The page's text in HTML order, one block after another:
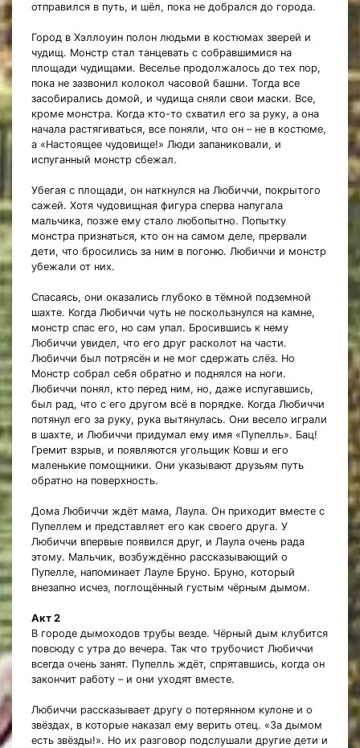
отправился в путь, и шёл, пока не добрался до города.
Город в Хэллоуин полон людьми в костюмах зверей и
чудищ. Монстр стал танцевать с собравшимися на
площади чудищами. Веселье продолжалось до тех пор,
пока не зазвонил колокол часовой башни. Тогда все
засобирались домой, и чудища сняли свои маски. Все,
кроме монстра. Когда кто-то схватил его за руку, а она
начала растягиваться, все поняли, что он – не в костюме,
а «Настоящее чудовище!» Люди запаниковали, и
испуганный монстр сбежал.
Убегая с площади, он наткнулся на Любиччи, покрытого
сажей. Хотя чудовищная фигура сперва напугала
мальчика, позже ему стало любопытно. Попытку
монстра признаться, кто он на самом деле, прервали
дети, что бросились за ним в погоню. Любиччи и монстр
убежали от них.
Спасаясь, они оказались глубоко в тёмной подземной
шахте. Когда Любиччи чуть не поскользнулся на камне,
монстр спас его, но сам упал. Бросившись к нему
Любиччи увидел, что его друг расколот на части.
Любиччи был потрясён и не мог сдержать слёз. Но
Монстр собрал себя обратно и поднялся на ноги.
Любиччи понял, кто перед ним, но, даже испугавшись,
был рад, что с его другом всё в порядке. Когда Любиччи
потянул его за руку, рука вытянулась. Они весело играли
в шахте, и Любиччи придумал ему имя «Пупелль». Бац!
Гремит взрыв, и появляются угольщик Ковш и его
маленькие помощники. Они указывают друзьям путь
обратно на поверхность.
Дома Любиччи ждёт мама, Лаула. Он приходит вместе с
Пупеллем и представляет его как своего друга. У
Любиччи впервые появился друг, и Лаула очень рада
этому. Мальчик, возбуждённо рассказывающий о
Пупелле, напоминает Лауле Бруно. Бруно, который
внезапно исчез, поглощённый густым чёрным дымом.
Акт 2
В городе дымоходов трубы везде. Чёрный дым клубится
повсюду с утра до вечера. Так что трубочист Любиччи
всегда очень занят. Пупелль ждёт, спрятавшись, когда он
закончит работу – и они уходят вместе.
Любиччи рассказывает другу о потерянном кулоне и о
звёздах, в которые наказал ему верить отец. «За дымом
есть звёзды!». Но их разговор подслушали другие дети и